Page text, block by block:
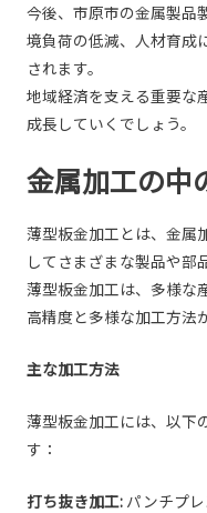
今後、市原市の金属製品
境負荷の低減、人材育成
されます。
地域経済を支える重要な
成長していくでしょう。
金属加工の中
薄型板金加工とは、金属
してさまざまな製品や部
薄型板金加工は、多様な
高精度と多様な加工方法
主な加工方法
薄型板金加工には、以下
す：
打ち抜き加工:パンチプレ